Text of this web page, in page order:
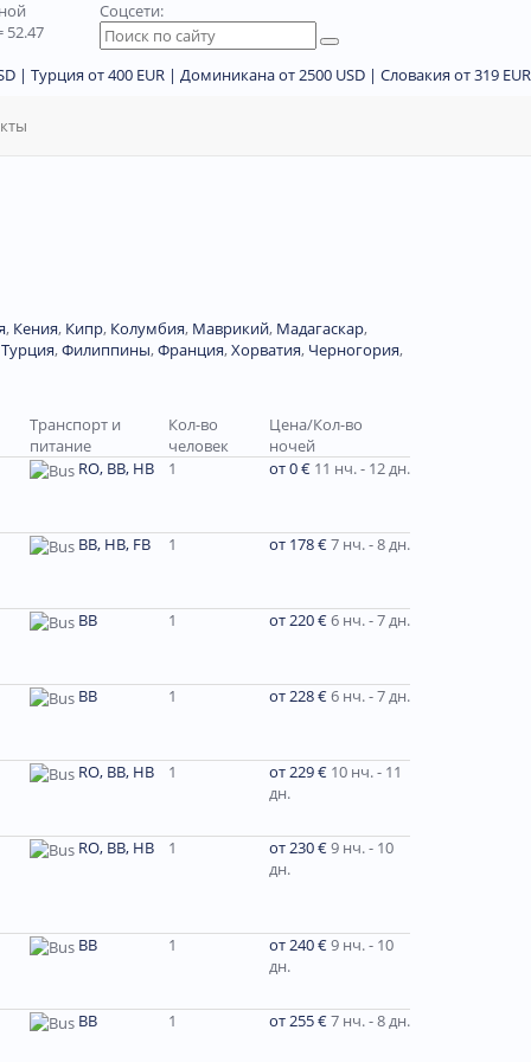
52.47
Соцсети:
| Турция от 400 EUR | Доминикана от 2500 USD | Словакия от 319 EUR
, Кения, Кипр, Колумбия, Маврикий, Мадагаскар,
Турция,Филиппины,Франция,Хорватия, Черногория,
Транспорт и
питание
Кол-во
человек
Цена/Кол-во
ночей
RO, BB, HB
1 от 0 € 11 нч. - 12 дн.
BB, HB, FB 1 от 178 €7 нч. - 8 дн.
BB 1 от 220 €6 нч. - 7 дн.
BB 1 от 228 €6 нч. - 7 дн.
RO, BB, HB 1 от 229 € 10 нч. - 11
дн.
RO, BB, HB 1 от 230 €9 нч. - 10
дн.
ВВ 1 от 240 €9 нч. - 10
дн.
BB 1 от 255 €7 нч. - 8 дн.